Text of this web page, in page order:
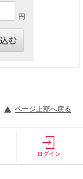
円
ページ上部へ戻る
ログイン